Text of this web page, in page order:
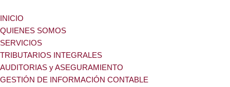
Ir
al
contenido
INICIO
QUIENES SOMOS
SERVICIOS
TRIBUTARIOS INTEGRALES
AUDITORIAS y ASEGURAMIENTO
GESTIÓN DE INFORMACIÓN CONTABLE